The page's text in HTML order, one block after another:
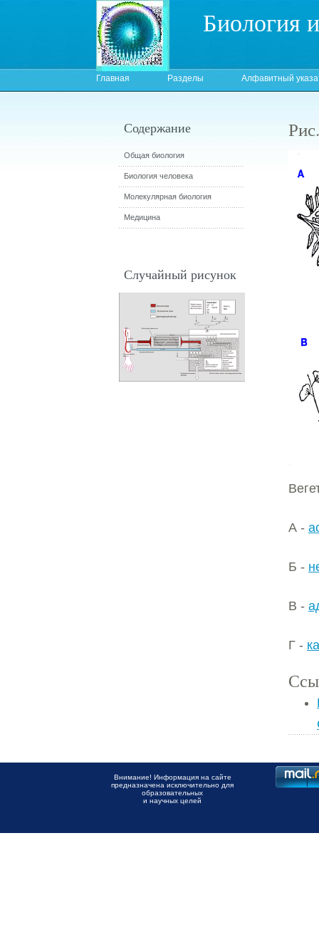
Биология
Главная Разделы Алфавитный
А -
Б -
В -
Г -
Содержание
Общая биология
Биология человека
Молекулярная биология
Медицина
Случайный рисунок
Внимание! Информация на сайте
предназначена исключительно для
образовательных
и научных целей